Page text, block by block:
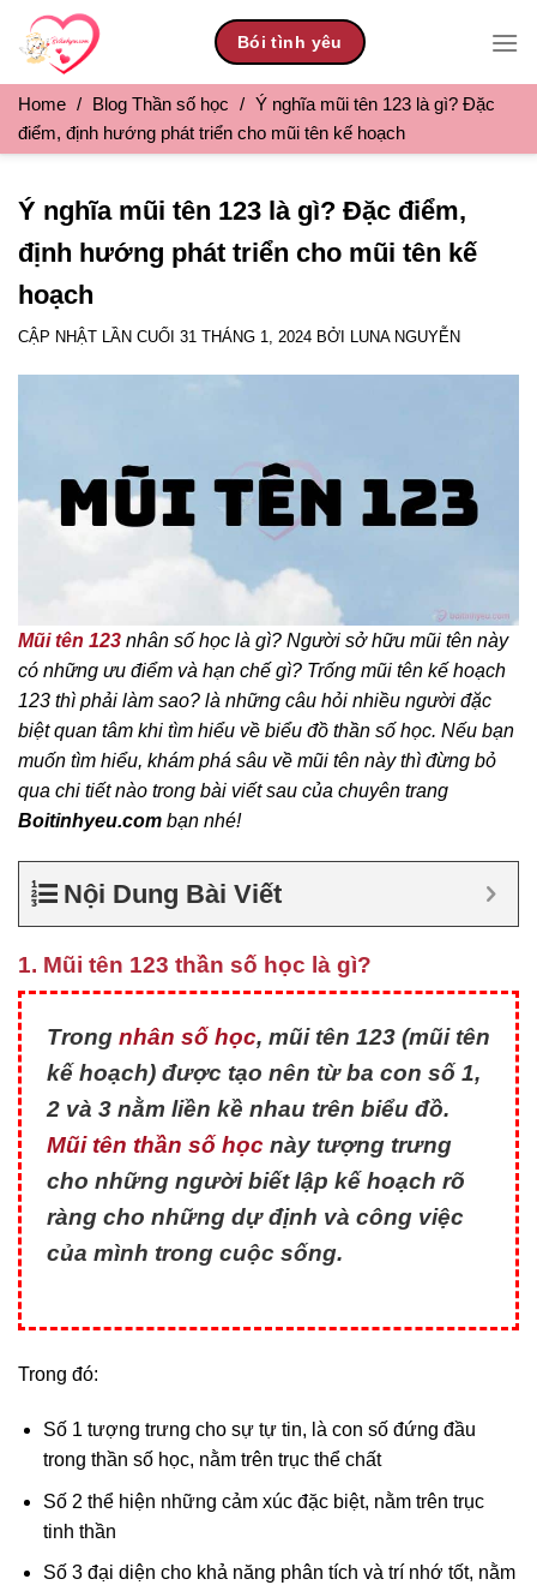
content
Bói tình yêu
Home / Blog Thần số học / Ý nghĩa mũi tên 123 là gì? Đặc
điểm, định hướng phát triển cho mũi tên kế hoạch
Ý nghĩa mũi tên 123 là gì? Đặc điểm,
định hướng phát triển cho mũi tên kế
hoạch
CẬP NHẬT LẦN CUỐI 31 THÁNG 1, 2024 BỞI LUNA NGUYỄN
Mũi tên 123 nhân số học là gì? Người sở hữu mũi tên này
có những ưu điểm và hạn chế gì? Trống mũi tên kế hoạch
123 thì phải làm sao? là những câu hỏi nhiều người đặc
biệt quan tâm khi tìm hiểu về biểu đồ thần số học. Nếu bạn
muốn tìm hiểu, khám phá sâu về mũi tên này thì đừng bỏ
qua chi tiết nào trong bài viết sau của chuyên trang
Boitinhyeu.com bạn nhé!
Nội Dung Bài Viết
1. Mũi tên 123 thần số học là gì?
Trong nhân số học, mũi tên 123 (mũi tên
kế hoạch) được tạo nên từ ba con số 1,
2 và 3 nằm liền kề nhau trên biểu đồ.
Mũi tên thần số học này tượng trưng
cho những người biết lập kế hoạch rõ
ràng cho những dự định và công việc
của mình trong cuộc sống.
Trong đó:
Số 1 tượng trưng cho sự tự tin, là con số đứng đầu
trong thần số học, nằm trên trục thể chất
Số 2 thể hiện những cảm xúc đặc biệt, nằm trên trục
tinh thần
Số 3 đại diện cho khả năng phân tích và trí nhớ tốt, nằm